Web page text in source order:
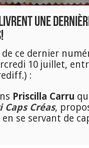
livrent une
ce dernier
10 juillet,
:
Priscilla Carru
Caps Créas,
se servant de